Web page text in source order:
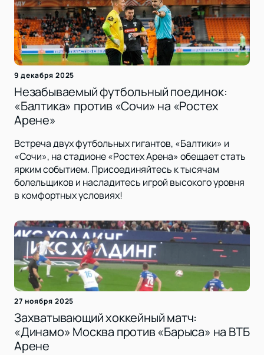
9 декабря 2025
Незабываемый футбольный поединок:
«Балтика» против «Сочи» на «Ростех
Арене»
Встреча двух футбольных гигантов, «Балтики» и
«Сочи», на стадионе «Ростех Арена» обещает стать
ярким событием. Присоединяйтесь к тысячам
болельщиков и насладитесь игрой высокого уровня
в комфортных условиях!
27 ноября 2025
Захватывающий хоккейный матч:
«Динамо» Москва против «Барыса» на ВТБ
Арене